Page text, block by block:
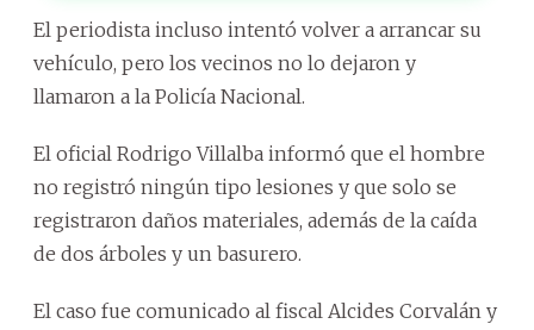
El periodista incluso intentó volver a arrancar su
vehículo, pero los vecinos no lo dejaron y
llamaron a la Policía Nacional.
El oficial Rodrigo Villalba informó que el hombre
no registró ningún tipo lesiones y que solo se
registraron daños materiales, además de la caída
de dos árboles y un basurero.
El caso fue comunicado al fiscal Alcides Corvalán y